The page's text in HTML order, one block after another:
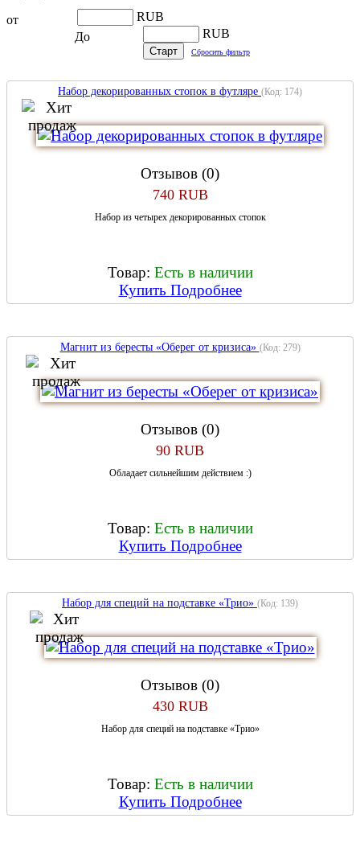
от
RUB
До
RUB
Сбросить фильтр
Набор декорированных стопок в футляре (Код: 174)
Отзывов (0)
740 RUB
Набор из четырех декорированных стопок
Товар: Есть в наличии
Купить Подробнее
Магнит из бересты «Оберег от кризиса» (Код: 279)
Отзывов (0)
90 RUB
Обладает сильнейшим действием :)
Товар: Есть в наличии
Купить Подробнее
Набор для специй на подставке «Трио» (Код: 139)
Отзывов (0)
430 RUB
Набор для специй на подставке «Трио»
Товар: Есть в наличии
Купить Подробнее